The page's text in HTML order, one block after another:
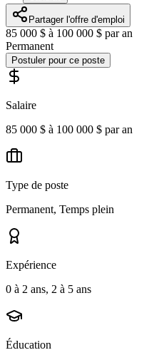
Partager l'offre d'emploi
85 000 $ à 100 000 $ par an
Permanent
Postuler pour ce poste
Salaire
85 000 $ à 100 000 $ par an
Type de poste
Permanent, Temps plein
Expérience
0 à 2 ans, 2 à 5 ans
Éducation